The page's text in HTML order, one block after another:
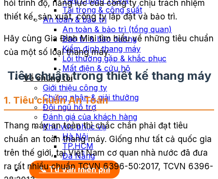
Tải trọng & công suất
An toàn & bảo trì
An toàn & bảo trì (tổng quan)
Bảo trì & bảo dưỡng
Kiểm định thang máy
Lỗi thường gặp & khắc phục
Mất điện & cứu hộ
Về chúng tôi
Giới thiệu công ty
Chứng nhận & giải thưởng
Đội ngũ hỗ trợ
Đánh giá của khách hàng
Khu vực phục vụ
Hà Nội
TP.HCM
Đà Nẵng
📞 Tư vấn miễn phí
hỏi trình độ, năng lực của công ty chịu trách nhiệm
thiết kế, sản xuất, công ty lắp đặt và bảo trì.
Hãy cùng Gia Đình Mini tìm hiểu về những tiêu chuẩn
của một số loại thang máy.
Tiêu chuẩn trong thiết kế thang máy
1. Tiêu chuẩn An Toàn
Thang máy an toàn thì chắc chắn phải đạt tiêu
chuẩn an toàn thang máy. Giống như tất cả quốc gia
trên thế giới, tại Việt Nam cơ quan nhà nước đã đưa
ra rất nhiều chuẩn TCVN 6396-50:2017, TCVN 6396-